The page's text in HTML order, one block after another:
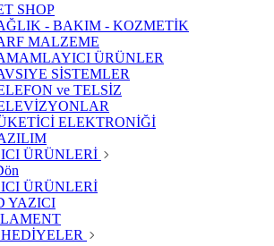
SHOP
- BAKIM - KOZMETİK
MALZEME
ÜRÜNLER
SİSTEMLER
ve TELSİZ
ELEKTRONİĞİ
ÜRÜNLERİ
ÜRÜNLERİ
YAZICI